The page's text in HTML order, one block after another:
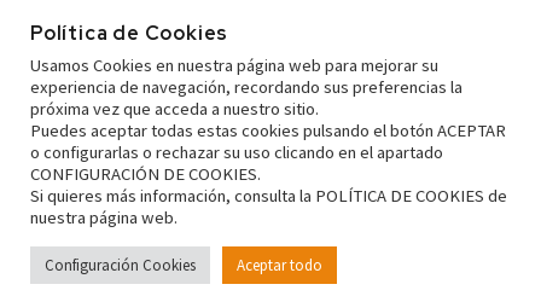
© Copyright 2022 ViuTur | Viviendas de Uso turístico | Valencia
Política de Cookies
Usamos Cookies en nuestra página web para mejorar su
experiencia de navegación, recordando sus preferencias la
próxima vez que acceda a nuestro sitio.
Puedes aceptar todas estas cookies pulsando el botón ACEPTAR
o configurarlas o rechazar su uso clicando en el apartado
CONFIGURACIÓN DE COOKIES.
Si quieres más información, consulta la POLÍTICA DE COOKIES de
nuestra página web.
Configuración Cookies Aceptar todo